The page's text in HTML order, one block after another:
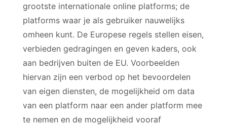
grootste internationale online platforms; de
platforms waar je als gebruiker nauwelijks
omheen kunt. De Europese regels stellen eisen,
verbieden gedragingen en geven kaders, ook
aan bedrijven buiten de EU. Voorbeelden
hiervan zijn een verbod op het bevoordelen
van eigen diensten, de mogelijkheid om data
van een platform naar een ander platform mee
te nemen en de mogelijkheid vooraf